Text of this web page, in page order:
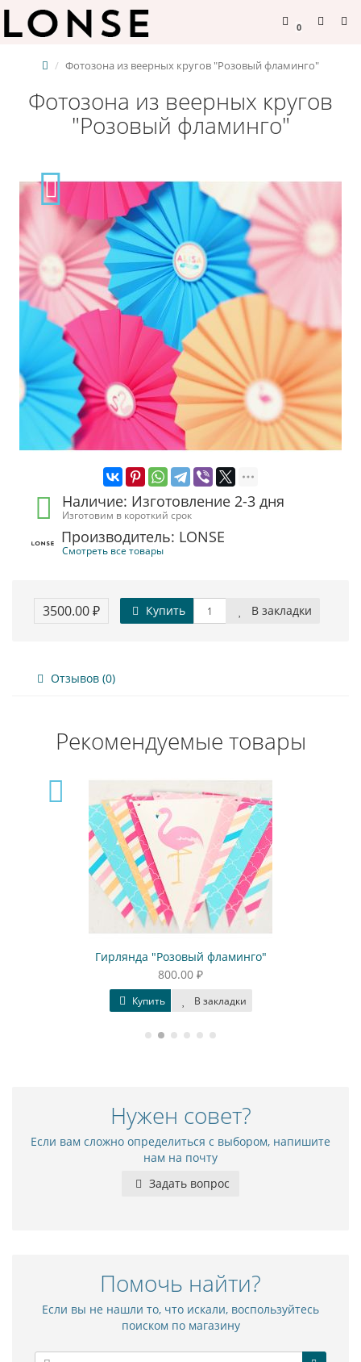
0
Фотозона из веерных кругов "Розовый фламинго"
Фотозона из веерных кругов
"Розовый фламинго"
Наличие: Изготовление 2-3 дня
Изготовим в короткий срок
Производитель: LONSE
Смотреть все товары
3500.00 ₽ Купить В закладки
Отзывов (0)
Рекомендуемые товары
Гирлянда "Розовый фламинго"
800.00 ₽
Купить В закладки
Нужен совет?
Если вам сложно определиться с выбором, напишите
нам на почту
Задать вопрос
Помочь найти?
Если вы не нашли то, что искали, воспользуйтесь
поиском по магазину